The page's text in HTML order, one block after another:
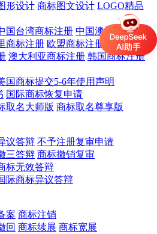
形设计 商标图文设计 LOGO精品
国台湾商标注册 中国澳门商标注册
商标注册 欧盟商标注册
英国商标
澳大利亚商标注册 韩国商标注册
国商标提交5-6年使用声明
国际商标恢复申请
取名大师版 商标取名尊享版
议答辩 不予注册复审申请
三答辩 商标撤销复审
标无效答辩
际商标异议答辩
案 商标注销
回 商标续展 商标宽展